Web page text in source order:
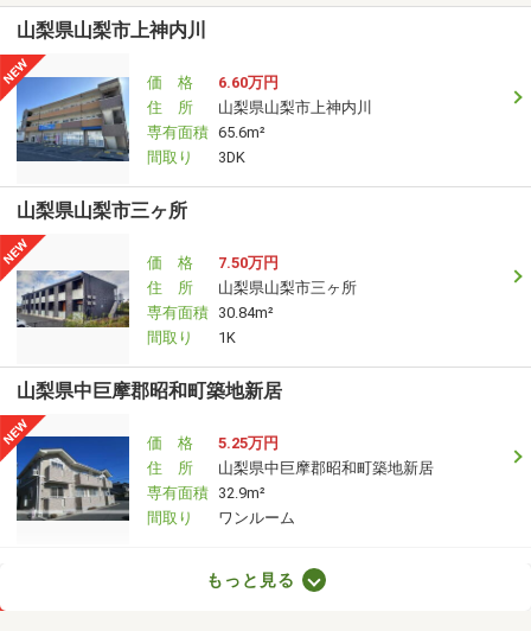
山梨県山梨市上神内川
価 格
6.60万円
住 所
山梨県山梨市上神内川
専有面積 65.6m²
間取り
3DK
山梨県山梨市三ヶ所
価 格
7.50万円
住 所
山梨県山梨市三ヶ所
専有面積 30.84m²
間取り
1K
山梨県中巨摩郡昭和町築地新居
価 格
5.25万円
住 所
山梨県中巨摩郡昭和町築地新居
専有面積 32.9m²
間取り
ワンルーム
もっと見る